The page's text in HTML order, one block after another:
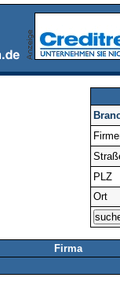
PLZ
Ort
Firma